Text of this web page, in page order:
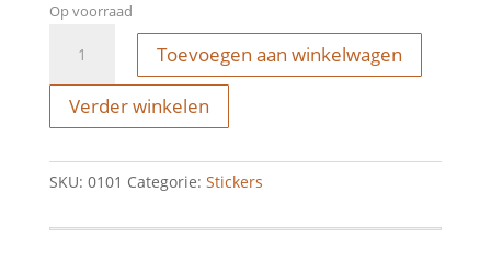
Op voorraad
wel
bedankt
Toevoegen aan winkelwagen
Verder winkelen
SKU: 0101 Categorie: Stickers